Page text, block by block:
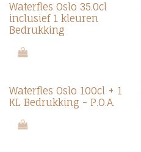
Waterfles Oslo 35.0cl
inclusief 1 kleuren
Bedrukking
Waterfles Oslo 100cl + 1
KL Bedrukking - P.O.A.